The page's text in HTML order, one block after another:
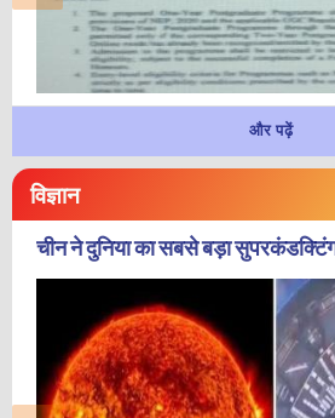
और पढ़ें
विज्ञान
चीन ने दुनिया का सबसे बड़ा